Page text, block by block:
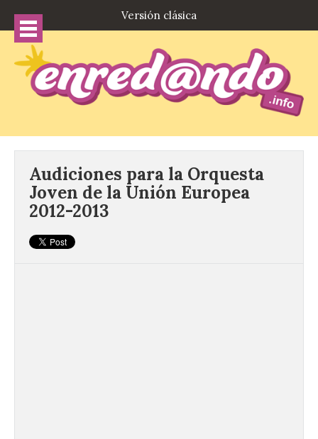
Versión clásica
Audiciones para la Orquesta
Joven de la Unión Europea
2012-2013